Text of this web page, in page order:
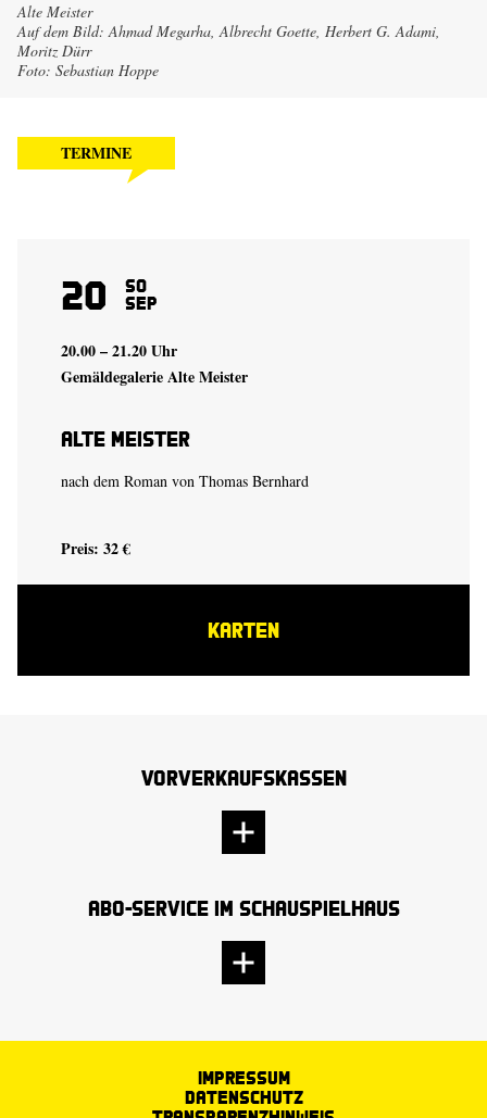
Alte Meister
Auf dem Bild: Ahmad Megarha, Albrecht Goette, Herbert G. Adami,
Moritz Dürr
Foto: Sebastian Hoppe
TERMINE
20 So
Sep
20.00 – 21.20 Uhr
Gemäldegalerie Alte Meister
Alte Meister
nach dem Roman von Thomas Bernhard
Preis: 32 €
KARTEN
Vorverkaufskassen
Abo-Service im Schauspielhaus
Impressum
Datenschutz